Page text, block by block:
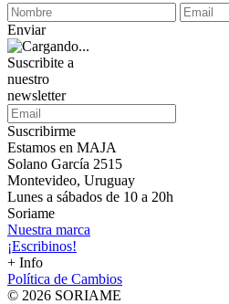
Enviar
Suscribite a
nuestro
newsletter
Suscribirme
Estamos en MAJA
Solano García 2515
Montevideo, Uruguay
Lunes a sábados de 10 a 20h
Soriame
Nuestra marca
¡Escribinos!
+ Info
Política de Cambios
© 2026 SORIAME